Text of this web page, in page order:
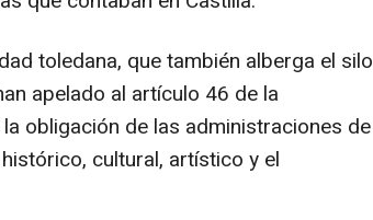
toledana, que también alberga el silo
apelado al artículo 46 de la
obligación de las administraciones de
cultural, artístico y el